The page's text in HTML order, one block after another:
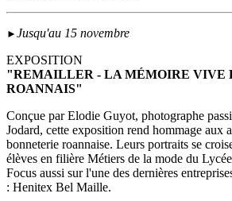
► Jusqu'au 15 novembre
EXPOSITION
"REMAILLER - LA MÉMOIRE VIVE
ROANNAIS"
Conçue par Elodie Guyot, photographe
Jodard, cette exposition rend hommage aux
bonneterie roannaise. Leurs portraits se
élèves en filière Métiers de la mode du
Focus aussi sur l'une des dernières
: Henitex Bel Maille.